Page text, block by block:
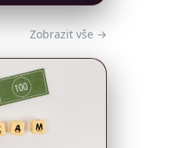
Zobrazit vše →